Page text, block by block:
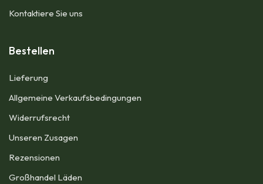
Kontaktiere Sie uns
Bestellen
Lieferung
Allgemeine Verkaufsbedingungen​
Widerrufsrecht
Unseren Zusagen
Rezensionen​
Großhandel Läden